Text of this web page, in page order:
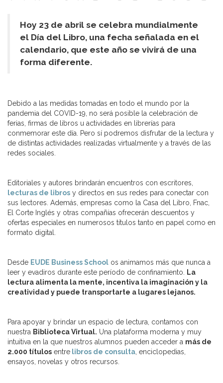
Hoy 23 de abril se celebra mundialmente
el Día del Libro, una fecha señalada en el
calendario, que este año se vivirá de una
forma diferente.
Debido a las medidas tomadas en todo el mundo por la
pandemia del COVID-19, no será posible la celebración de
ferias, firmas de libros u actividades en librerías para
conmemorar este día. Pero sí podremos disfrutar de la lectura y
de distintas actividades realizadas virtualmente y a través de las
redes sociales.
Editoriales y autores brindarán encuentros con escritores,
lecturas de libros y directos en sus redes para conectar con
sus lectores. Además, empresas como la Casa del Libro, Fnac,
El Corte Inglés y otras compañías ofrecerán descuentos y
ofertas especiales en numerosos títulos tanto en papel como en
formato digital.
Desde EUDE Business School os animamos más que nunca a
leer y evadiros durante este período de confinamiento. La
lectura alimenta la mente, incentiva la imaginación y la
creatividad y puede transportarte a lugares lejanos.
Para apoyar y brindar un espacio de lectura, contamos con
nuestra Biblioteca Virtual. Una plataforma moderna y muy
intuitiva en la que nuestros alumnos pueden acceder a más de
2.000 títulos entre libros de consulta, enciclopedias,
ensayos, novelas y otros recursos.